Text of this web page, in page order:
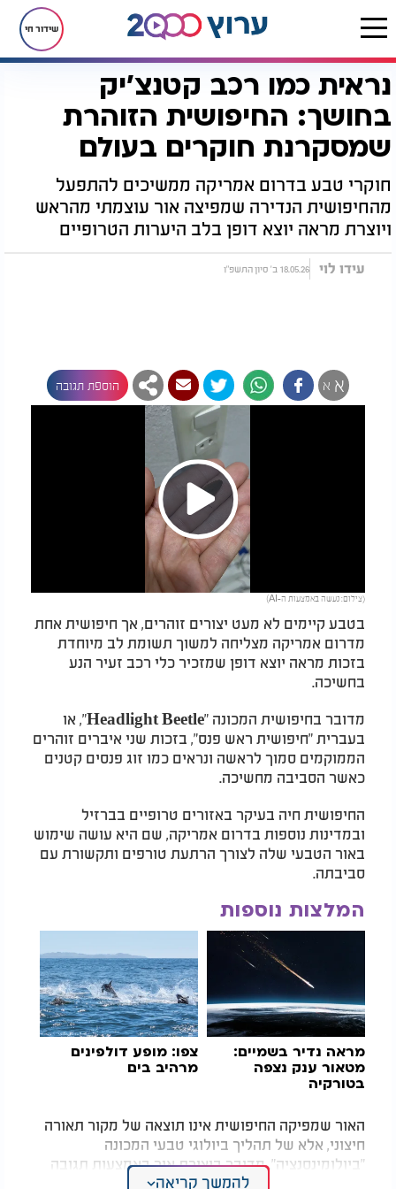
שידור חי
דף הבית יהדות נפלאות הבריאה נראית כמו רכב קטנצ'יק בחושך: החיפושית הזוהרת שמסקרנת חוקרים בעולם
נראית כמו רכב קטנצ'יק
בחושך: החיפושית הזוהרת
שמסקרנת חוקרים בעולם
חוקרי טבע בדרום אמריקה ממשיכים להתפעל
מהחיפושית הנדירה שמפיצה אור עוצמתי מהראש
ויוצרת מראה יוצא דופן בלב היערות הטרופיים
עידו לוי 18.05.26 ב' סיון התשפ"ו
א א הוספת תגובה
Play
Video
(צילום: נעשה באמצעות ה-AI)
בטבע קיימים לא מעט יצורים זוהרים, אך חיפושית אחת
מדרום אמריקה מצליחה למשוך תשומת לב מיוחדת
בזכות מראה יוצא דופן שמזכיר כלי רכב זעיר הנע
בחשיכה.
מדובר בחיפושית המכונה "Headlight Beetle", או
בעברית "חיפושית ראש פנס", בזכות שני איברים זוהרים
הממוקמים סמוך לראשה ונראים כמו זוג פנסים קטנים
כאשר הסביבה מחשיכה.
החיפושית חיה בעיקר באזורים טרופיים בברזיל
ובמדינות נוספות בדרום אמריקה, שם היא עושה שימוש
באור הטבעי שלה לצורך הרתעת טורפים ותקשורת עם
סביבתה.
המלצות נוספות
מראה נדיר בשמיים:
מטאור ענק נצפה
בטורקיה
צפו: מופע דולפינים
מרהיב בים
האור שמפיקה החיפושית אינו תוצאה של מקור תאורה
חיצוני, אלא של תהליך ביולוגי טבעי המכונה
"ביולומינסנציה". מדובר ביצירת אור באמצעות תגובה
כימית שמתרחשת בתוך גופה של החיפושית.
להמשך קריאה